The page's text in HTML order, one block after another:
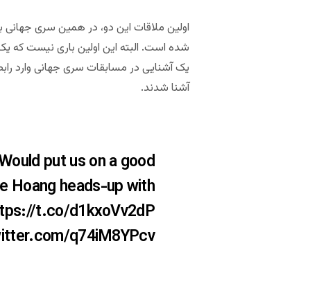
آشنا شدند.
put us on a good
Hoang heads-up with
t.co/d1kxoVv2dP
q74iM8YPcv